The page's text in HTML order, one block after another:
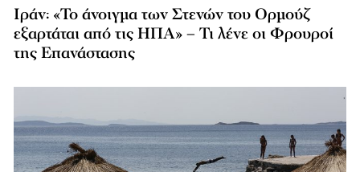
Ιράν: «Το άνοιγμα των Στενών του Ορμούζ
εξαρτάται από τις ΗΠΑ» – Τι λένε οι Φρουροί
της Επανάστασης